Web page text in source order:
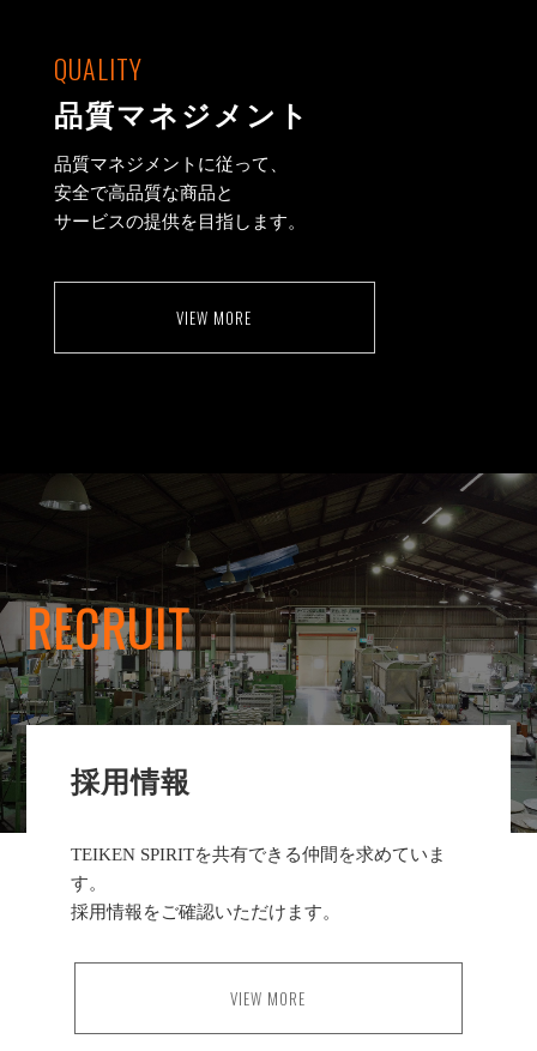
QUALITY
品質マネジメント
品質マネジメントに従って、
安全で高品質な商品と
サービスの提供を目指します。
VIEW MORE
RECRUIT
採用情報
TEIKEN SPIRITを共有できる仲間を求めていま
す。
採用情報をご確認いただけます。
VIEW MORE